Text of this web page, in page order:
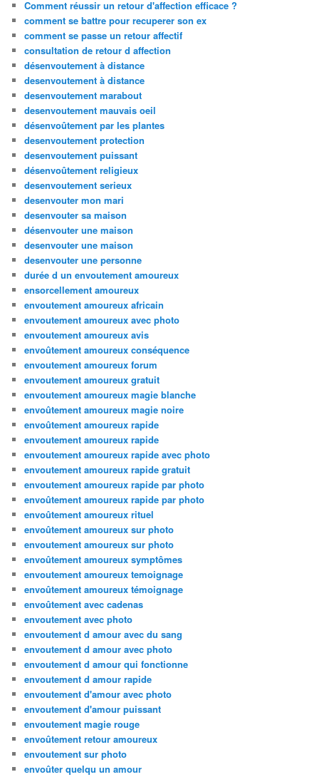
Comment réussir un retour d'affection efficace ?
comment se battre pour recuperer son ex
comment se passe un retour affectif
consultation de retour d affection
désenvoutement à distance
desenvoutement à distance
desenvoutement marabout
desenvoutement mauvais oeil
désenvoûtement par les plantes
desenvoutement protection
desenvoutement puissant
désenvoûtement religieux
desenvoutement serieux
desenvouter mon mari
desenvouter sa maison
désenvouter une maison
desenvouter une maison
desenvouter une personne
durée d un envoutement amoureux
ensorcellement amoureux
envoutement amoureux africain
envoutement amoureux avec photo
envoutement amoureux avis
envoûtement amoureux conséquence
envoutement amoureux forum
envoutement amoureux gratuit
envoutement amoureux magie blanche
envoûtement amoureux magie noire
envoûtement amoureux rapide
envoutement amoureux rapide
envoutement amoureux rapide avec photo
envoutement amoureux rapide gratuit
envoutement amoureux rapide par photo
envoûtement amoureux rapide par photo
envoûtement amoureux rituel
envoûtement amoureux sur photo
envoutement amoureux sur photo
envoûtement amoureux symptômes
envoutement amoureux temoignage
envoûtement amoureux témoignage
envoûtement avec cadenas
envoutement avec photo
envoutement d amour avec du sang
envoutement d amour avec photo
envoutement d amour qui fonctionne
envoutement d amour rapide
envoutement d'amour avec photo
envoutement d'amour puissant
envoutement magie rouge
envoûtement retour amoureux
envoutement sur photo
envoûter quelqu un amour